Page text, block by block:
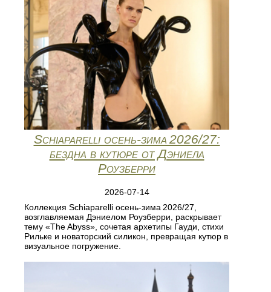
Schiaparelli осень‑зима 2026/27:
бездна в кутюре от Дэниела
Роузберри
2026-07-14
Коллекция Schiaparelli осень‑зима 2026/27,
возглавляемая Дэниелом Роузберри, раскрывает
тему «The Abyss», сочетая архетипы Гауди, стихи
Рильке и новаторский силикон, превращая кутюр в
визуальное погружение.